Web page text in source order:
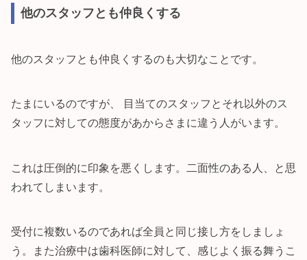
他のスタッフとも仲良くする
他のスタッフとも仲良くするのも大切なことです。
たまにいるのですが、 目当てのスタッフとそれ以外のス
タッフに対しての態度があからさまに違う人がいます。
これは圧倒的に印象を悪くします。二面性のある人、と思
われてしまいます。
受付に複数いるのであれば全員と同じ接し方をしましょ
う。また治療中は歯科医師に対して、感じよく振る舞うこ